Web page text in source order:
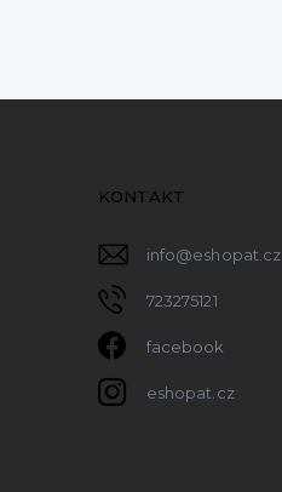
KONTAKT
info@eshopat.cz
723275121
facebook
eshopat.cz